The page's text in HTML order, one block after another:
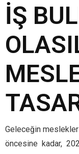
İŞ
Geleceğin
öncesine kadar,